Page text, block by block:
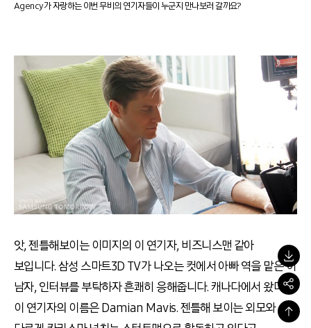
Agency가 자랑하는 이번 무비의 연기자들이 누군지 만나보러 갈까요?
앗, 젠틀해보이는 이미지의 이 연기자, 비즈니스맨 같아
보입니다. 삼성 스마트3D TV가 나오는 컷에서 아빠 역을 맡은 이
남자, 인터뷰를 부탁하자 흔쾌히 응해줍니다. 캐나다에서 왔다는
이 연기자의 이름은 Damian Mavis. 젠틀해 보이는 외모와